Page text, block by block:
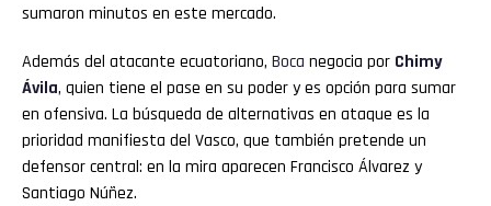
sumaron minutos en este mercado.
Además del atacante ecuatoriano, Boca negocia por Chimy
Ávila, quien tiene el pase en su poder y es opción para sumar
en ofensiva. La búsqueda de alternativas en ataque es la
prioridad manifiesta del Vasco, que también pretende un
defensor central: en la mira aparecen Francisco Álvarez y
Santiago Núñez.